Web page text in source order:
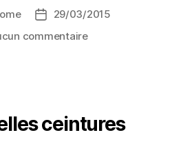
29/03/2015
commentaire
ceintures